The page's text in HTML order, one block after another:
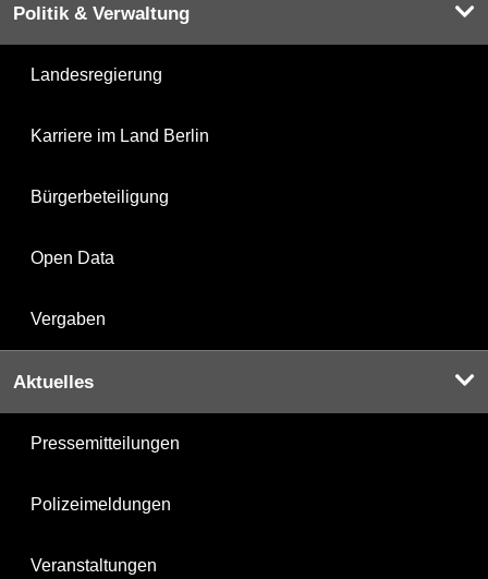
Politik & Verwaltung
Landesregierung
Karriere im Land Berlin
Bürgerbeteiligung
Open Data
Vergaben
Aktuelles
Pressemitteilungen
Polizeimeldungen
Veranstaltungen